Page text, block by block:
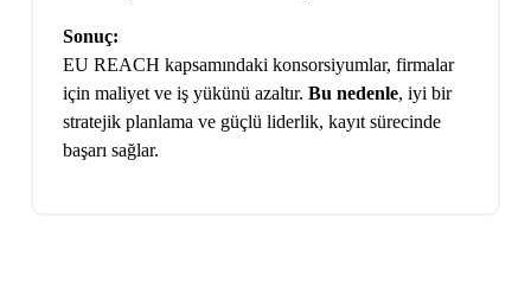
Sonuç:
EU REACH kapsamındaki konsorsiyumlar, firmalar
için maliyet ve iş yükünü azaltır. Bu nedenle, iyi bir
stratejik planlama ve güçlü liderlik, kayıt sürecinde
başarı sağlar.